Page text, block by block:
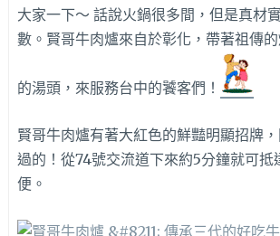
大家一下～ 話說火鍋很多間，但是真材
數。賢哥牛肉爐來自於彰化，帶著祖傳
的湯頭，來服務台中的饕客們！
賢哥牛肉爐有著大紅色的鮮豔明顯招牌
過的！從74號交流道下來約5分鐘就可抵
便。